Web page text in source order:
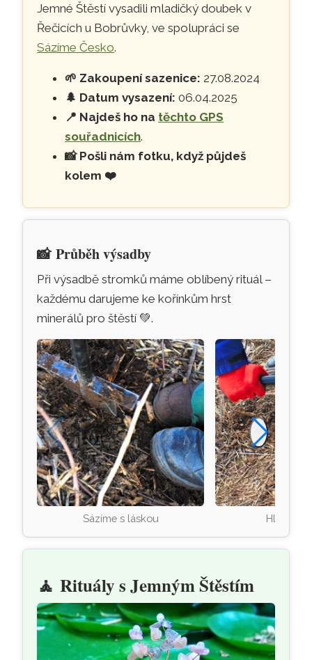
Jemné Štěstí vysadili mladičký doubek v
Řečicích u Bobrůvky, ve spolupráci se
Sázíme Česko.
🌱 Zakoupení sazenice: 27.08.2024
🌲 Datum vysazení:06.04.2025
📍 Najdeš ho na těchto GPS
souřadnicích.
📸 Pošli nám fotku, když půjdeš
kolem ❤️
📸Průběh výsadby
Při výsadbě stromků máme oblíbený rituál –
každému darujeme ke kořínkům hrst
minerálů pro štěstí 💚.
Sázíme s láskou Hloubení
🧘Rituály s Jemným Štěstím